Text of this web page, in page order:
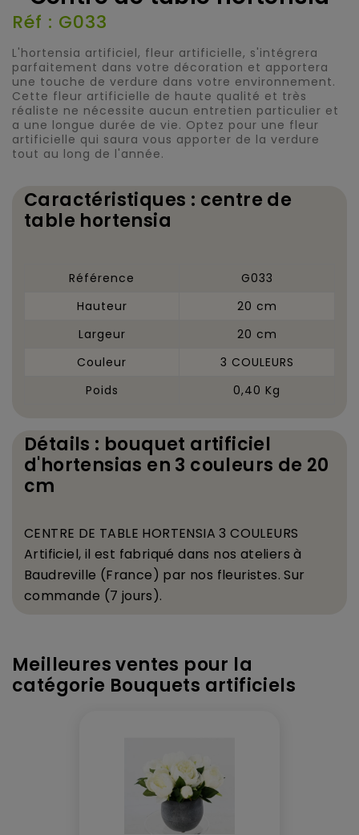
Réf : G033
L'hortensia artificiel, fleur artificielle, s'intégrera
parfaitement dans votre décoration et apportera
une touche de verdure dans votre environnement.
Cette fleur artificielle de haute qualité et très
réaliste ne nécessite aucun entretien particulier et
a une longue durée de vie. Optez pour une fleur
artificielle qui saura vous apporter de la verdure
tout au long de l'année.
Caractéristiques : centre de
table hortensia
Référence
G033
Hauteur
20 cm
Largeur
20 cm
Couleur
3 COULEURS
Poids
0,40 Kg
Détails : bouquet artificiel
d'hortensias en 3 couleurs de 20
cm
CENTRE DE TABLE HORTENSIA 3 COULEURS
Artificiel, il est fabriqué dans nos ateliersà
Baudreville (France) par nos fleuristes. Sur
commande (7 jours).
Meilleures ventes pour la
catégorie Bouquets artificiels